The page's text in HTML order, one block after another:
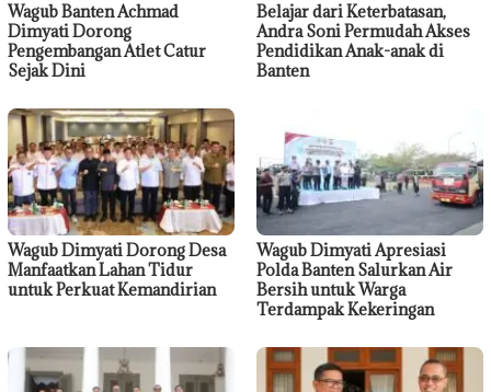
Wagub Banten Achmad
Dimyati Dorong
Pengembangan Atlet Catur
Sejak Dini
Belajar dari Keterbatasan,
Andra Soni Permudah Akses
Pendidikan Anak-anak di
Banten
Wagub Dimyati Dorong Desa
Manfaatkan Lahan Tidur
untuk Perkuat Kemandirian
Wagub Dimyati Apresiasi
Polda Banten Salurkan Air
Bersih untuk Warga
Terdampak Kekeringan